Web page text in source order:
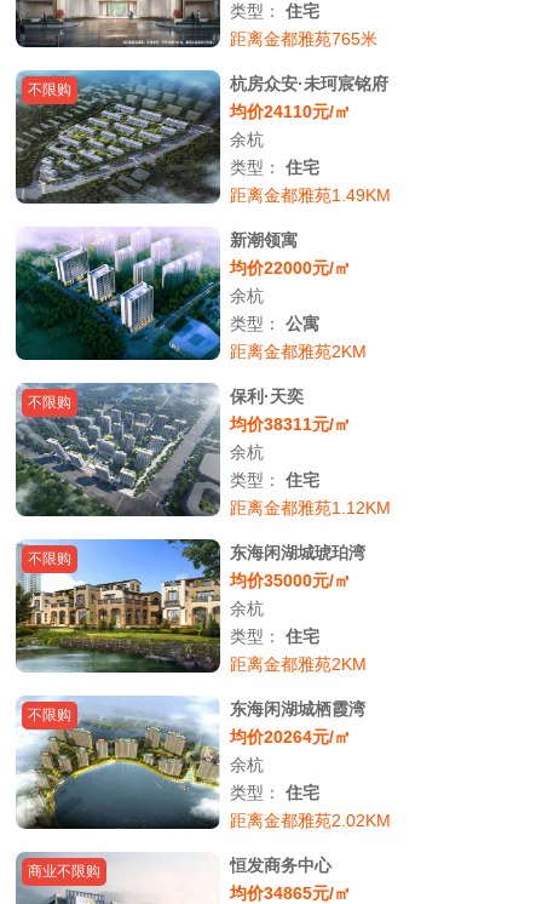
类型：住宅
距离金都雅苑765米
不限购
杭房众安·未珂宸铭府
均价24110元/㎡
余杭
类型：住宅
距离金都雅苑1.49KM
新潮领寓
均价22000元/㎡
余杭
类型：公寓
距离金都雅苑2KM
不限购
保利·天奕
均价38311元/㎡
余杭
类型：住宅
距离金都雅苑1.12KM
不限购
东海闲湖城琥珀湾
均价35000元/㎡
余杭
类型：住宅
距离金都雅苑2KM
不限购
东海闲湖城栖霞湾
均价20264元/㎡
余杭
类型：住宅
距离金都雅苑2.02KM
商业不限购
恒发商务中心
均价34865元/㎡